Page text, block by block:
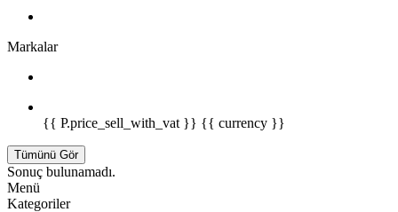
Markalar
{{ P.price_sell_with_vat }} {{ currency }}
Tümünü Gör
Sonuç bulunamadı.
Menü
Kategoriler